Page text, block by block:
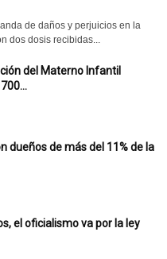
de daños y perjuicios en la
dos dosis recibidas...
del Materno Infantil
dueños de más del 11% de la
el oficialismo va por la ley